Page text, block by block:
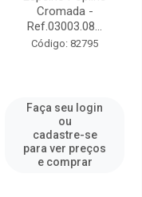
Cromada -
Ref.03003.08...
Código: 82795
Faça seu login
ou
cadastre-se
para ver preços
e comprar